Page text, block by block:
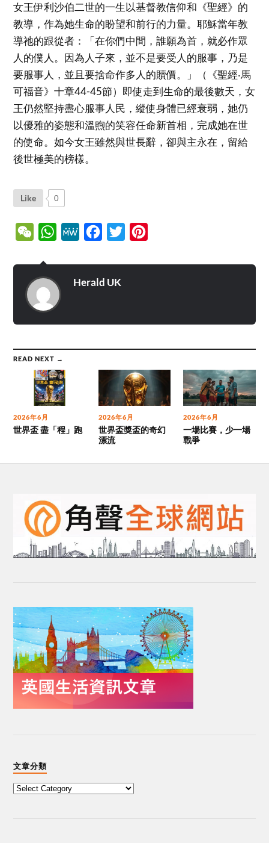
女王伊利沙伯二世的一生以基督教信仰和《聖經》的
教導，作為她生命的盼望和前行的力量。耶穌當年教
導祂的跟從者：「在你們中間，誰願為首，就必作眾
人的僕人。因為人子來，並不是要受人的服事，乃是
要服事人，並且要捨命作多人的贖價。」（《聖經‧馬
可福音》十章44-45節）即使走到生命的最後數天，女
王仍然堅持盡心服事人民，縱使身體已經衰弱，她仍
以優雅的姿態和溫煦的笑容任命新首相，完成她在世
的使命。如今女王雖然與世長辭，卻與主永在，留給
後世極美的榜樣。
Like 0
WeChatWhatsApp
MeWe Facebook
Twitter
Herald UK
READ NEXT →
2026年6月
世界盃 盡「程」跑
2026年6月
世界盃獎盃的奇幻
漂流
2026年6月
一場比賽，少一場
戰爭
文章分類